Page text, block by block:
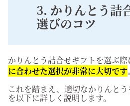
3. かりんとう詰
選びのコツ
かりんとう詰合せギフトを選ぶ際
に合わせた選択が非常に大切です。
これを踏まえ、適切なかりんと
を以下に詳しく説明します。